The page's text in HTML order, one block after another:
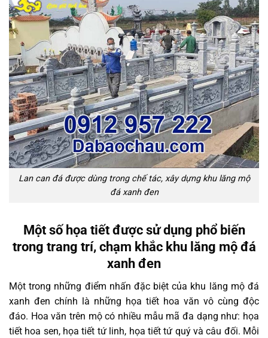
Lan can đá được dùng trong chế tác, xây dựng khu lăng mộ
đá xanh đen
Một số họa tiết được sử dụng phổ biến
trong trang trí, chạm khắc khu lăng mộ đá
xanh đen
Một trong những điểm nhấn đặc biệt của khu lăng mộ đá
xanh đen chính là những họa tiết hoa văn vô cùng độc
đáo. Hoa văn trên mộ có nhiều mẫu mã đa dạng như: họa
tiết hoa sen, họa tiết tứ linh, họa tiết tứ quý và câu đối. Mỗi